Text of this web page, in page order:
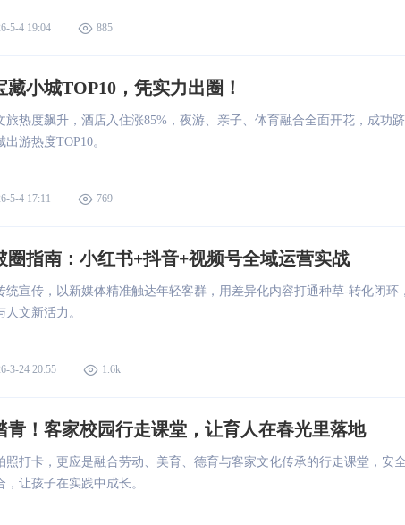
5-4 19:04 885
藏小城TOP10，凭实力出圈！
旅热度飙升，酒店入住涨85%，夜游、亲子、体育融合全面开花，成功跻
游热度TOP10。
5-4 17:11 769
圈指南：小红书+抖音+视频号全域运营实战
统宣传，以新媒体精准触达年轻客群，用差异化内容打通种草-转化闭环
文新活力。
3-24 20:55 1.6k
青！客家校园行走课堂，让育人在春光里落地
照打卡，更应是融合劳动、美育、德育与客家文化传承的行走课堂，安
让孩子在实践中成长。